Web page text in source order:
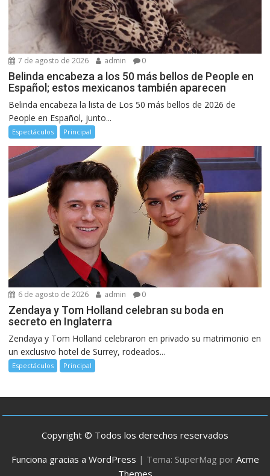
7 de agosto de 2026 admin 0
Belinda encabeza a los 50 más bellos de People en
Español; estos mexicanos también aparecen
Belinda encabeza la lista de Los 50 más bellos de 2026 de
People en Español, junto...
Espectáculos Principal
6 de agosto de 2026 admin 0
Zendaya y Tom Holland celebran su boda en
secreto en Inglaterra
Zendaya y Tom Holland celebraron en privado su matrimonio en
un exclusivo hotel de Surrey, rodeados...
Espectáculos Principal
Copyright © Todos los derechos reservados
Funciona gracias a WordPress | Tema: SuperMag por Acme